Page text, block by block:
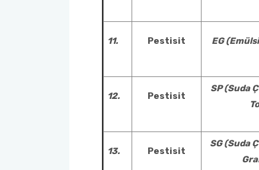
11. Pestisit EG
12. Pestisit
SP (Suda
13. Pestisit
SG (Suda